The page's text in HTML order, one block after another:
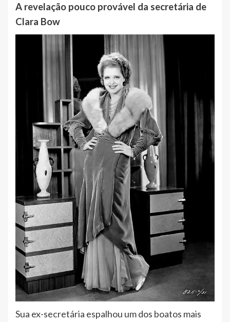
A revelação pouco provável da secretária de
Clara Bow
Sua ex-secretária espalhou um dos boatos mais